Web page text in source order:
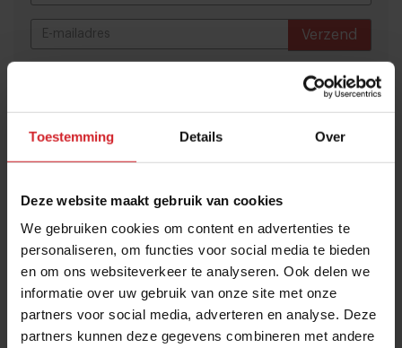
Toestemming Details Over
Deze website maakt gebruik van cookies
We gebruiken cookies om content en advertenties te
personaliseren, om functies voor social media te bieden
en om ons websiteverkeer te analyseren. Ook delen we
informatie over uw gebruik van onze site met onze
partners voor social media, adverteren en analyse. Deze
partners kunnen deze gegevens combineren met andere
Verzend
Dynamische tijd voor Bakker Bart: van
7 augustus 2026| 7 min
eetcafés tot De Strip in Noord
4 augustus 2026| 6 min